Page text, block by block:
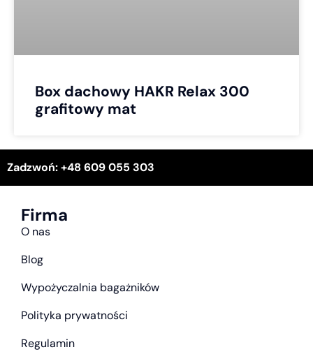
Box dachowy HAKR Relax 300
grafitowy mat
Zadzwoń: +48 609 055 303
Firma
O nas
Blog
Wypożyczalnia bagażników
Polityka prywatności
Regulamin